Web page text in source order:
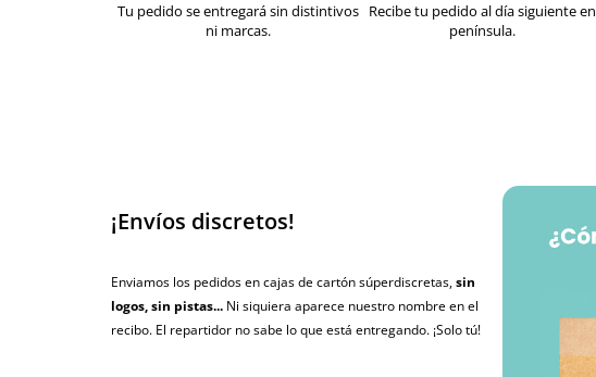
Tu pedido se entregará sin distintivos
ni marcas.
Recibe tu pedido al día siguiente en
península.
¡Envíos discretos!
Enviamos los pedidos en cajas de cartón súperdiscretas,sin
logos, sin pistas... Ni siquiera aparece nuestro nombre en el
recibo. El repartidor no sabe lo que está entregando. ¡Solo tú!